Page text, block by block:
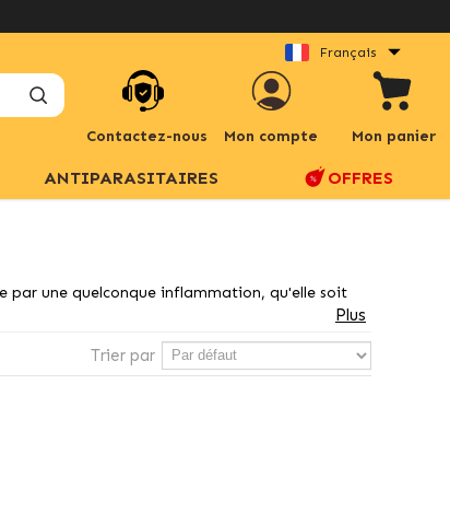
Français
Contactez-nous Mon compte Mon panier
ANTIPARASITAIRES OFFRES
par une quelconque inflammation, qu'elle soit
Plus
Trier par